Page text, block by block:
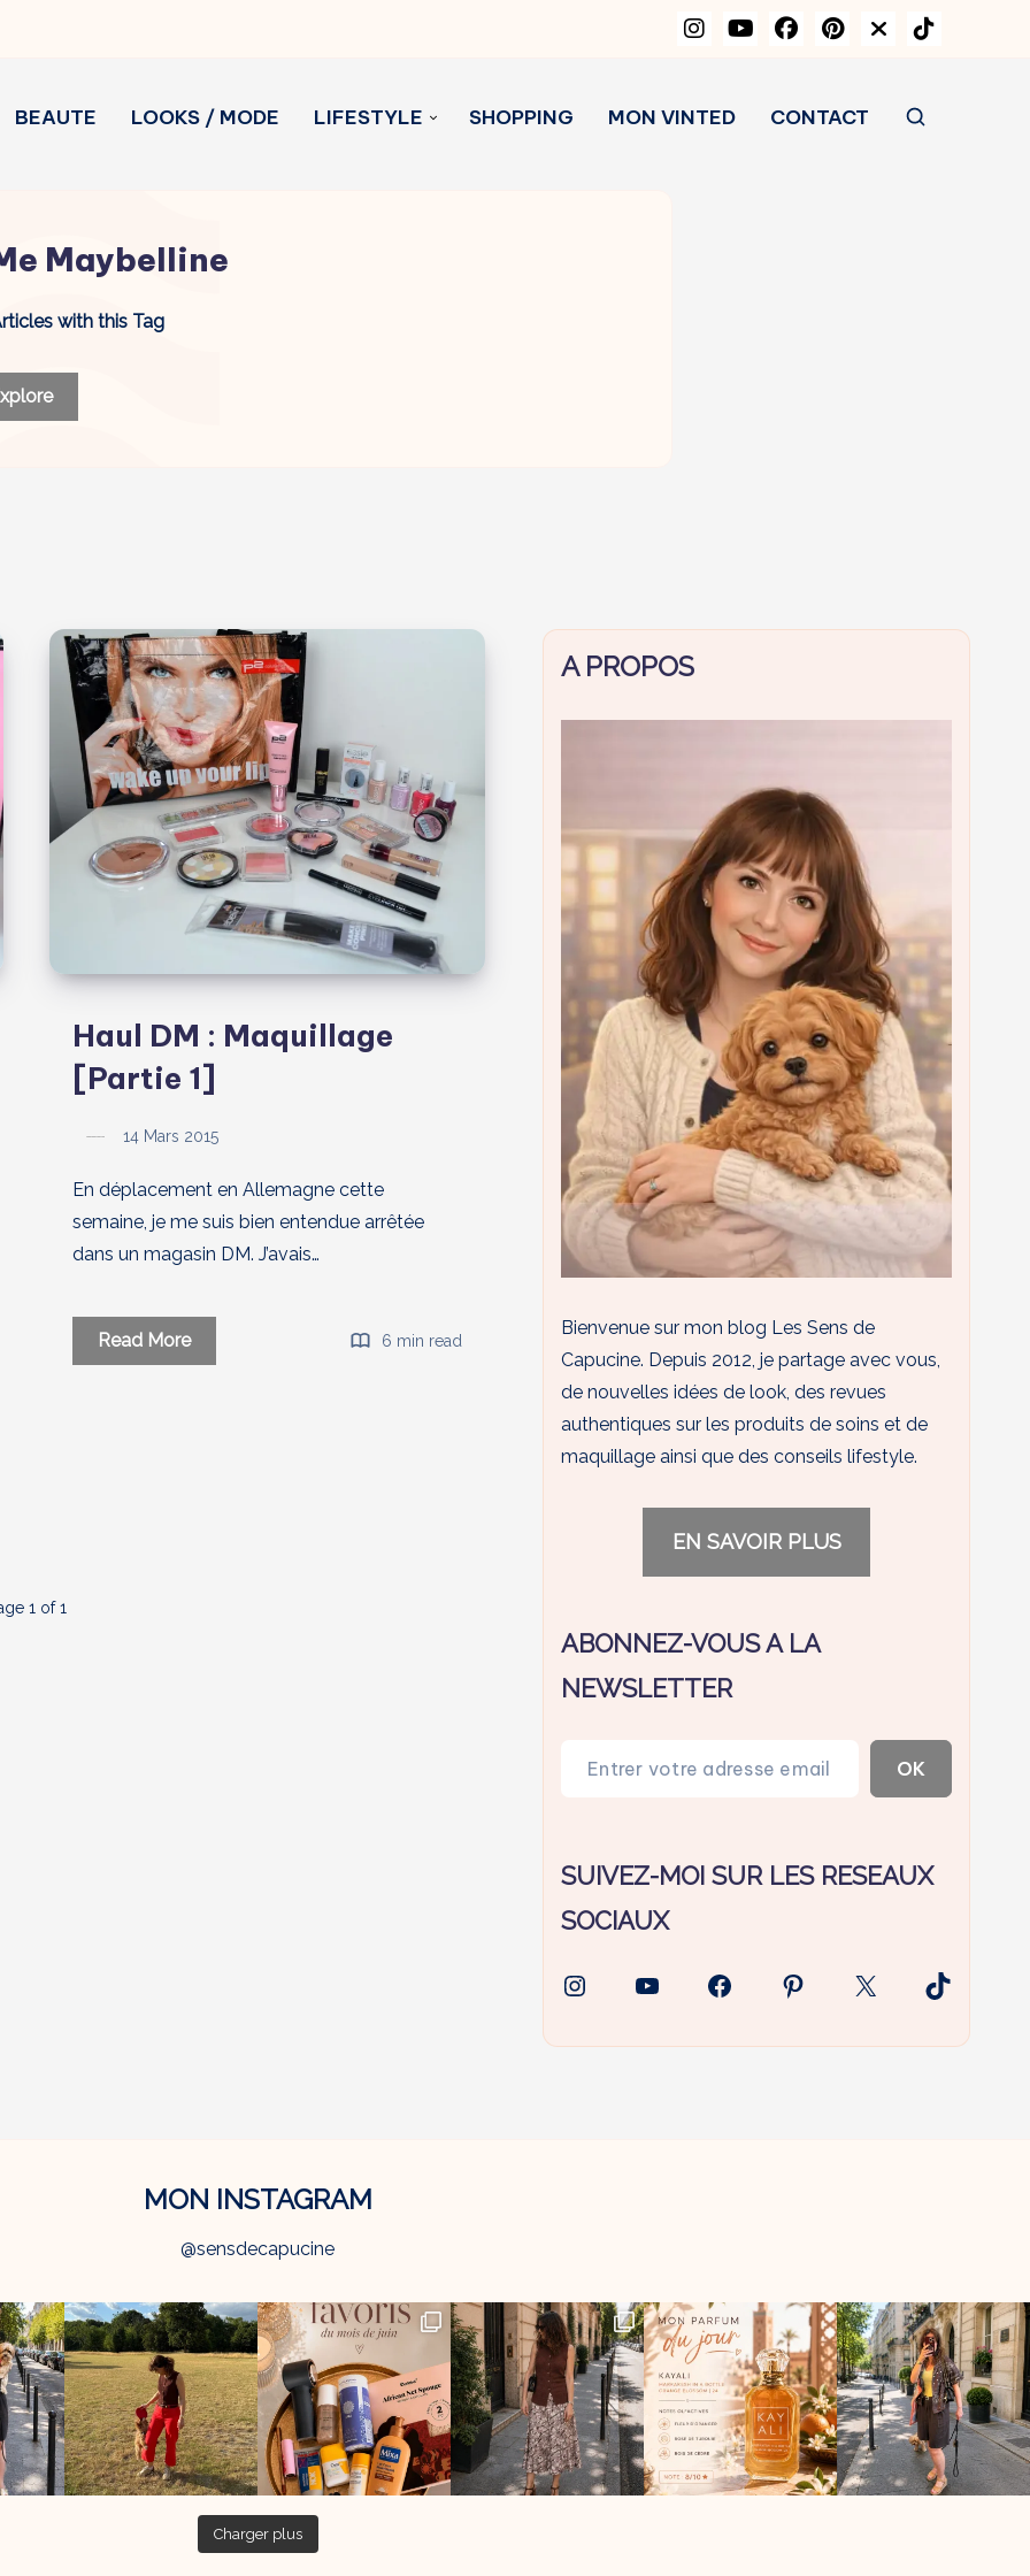
BEAUTE LOOKS / MODE LIFESTYLE SHOPPING MON VINTED CONTACT
Maybelline
with this Tag
Haul DM : Maquillage
[Partie 1]
14 Mars 2015
En déplacement en Allemagne cette
semaine, je me suis bien entendue arrêtée
dans un magasin DM. J’avais…
Read MoreHaul
DM
6 min read
1 of 1
A PROPOS
Bienvenue sur mon blog Les Sens de
Capucine. Depuis 2012, je partage avec vous,
de nouvelles idées de look, des revues
authentiques sur les produits de soins et de
maquillage ainsi que des conseils lifestyle.
EN SAVOIR PLUS
ABONNEZ-VOUS A LA
NEWSLETTER
OK
SUIVEZ-MOI SUR LES RESEAUX
SOCIAUX
InstagramYouTubeFacebookPinterest
X TikTok
MON INSTAGRAM
@sensdecapucine
Charger plus